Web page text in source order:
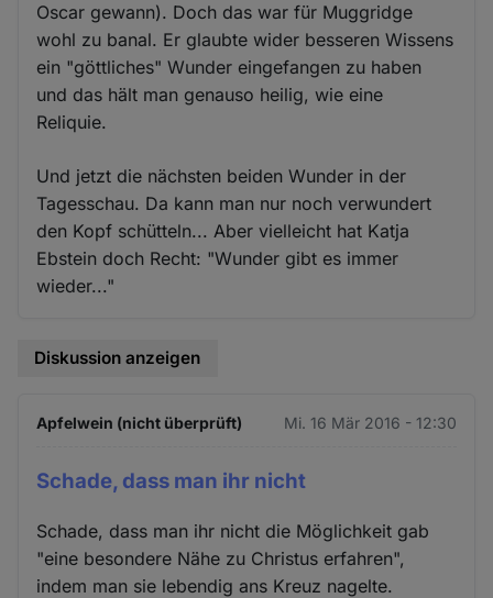
Oscar gewann). Doch das war für Muggridge
wohl zu banal. Er glaubte wider besseren Wissens
ein "göttliches" Wunder eingefangen zu haben
und das hält man genauso heilig, wie eine
Reliquie.
Und jetzt die nächsten beiden Wunder in der
Tagesschau. Da kann man nur noch verwundert
den Kopf schütteln... Aber vielleicht hat Katja
Ebstein doch Recht: "Wunder gibt es immer
wieder..."
Diskussion anzeigen
Apfelwein (nicht überprüft) Mi. 16 Mär 2016 - 12:30
Schade, dass man ihr nicht
Schade, dass man ihr nicht die Möglichkeit gab
"eine besondere Nähe zu Christus erfahren",
indem man sie lebendig ans Kreuz nagelte.